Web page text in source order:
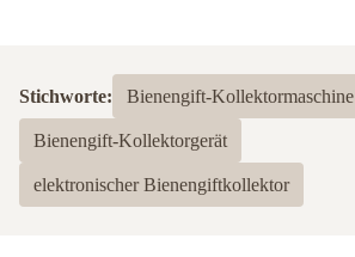
Stichworte: Bienengift-Kollektormaschine
Bienengift-Kollektorgerät
elektronischer Bienengiftkollektor